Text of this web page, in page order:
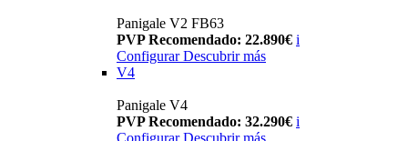
Panigale V2 FB63
PVP Recomendado: 22.890€ i
Configurar Descubrir más
V4
Panigale V4
PVP Recomendado: 32.290€ i
Configurar Descubrir más